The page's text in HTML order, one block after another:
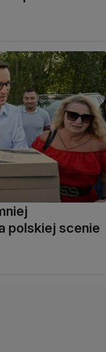
polskiej scenie